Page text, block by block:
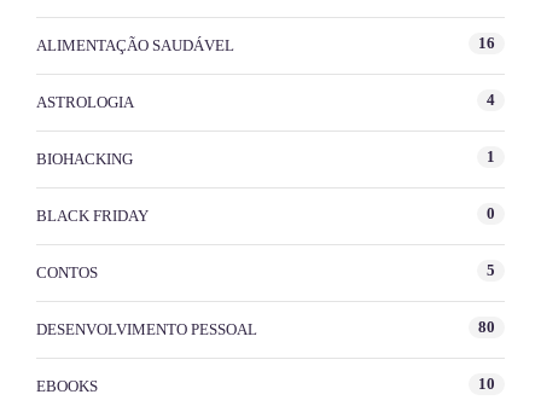
ALIMENTAÇÃO SAUDÁVEL 16
ASTROLOGIA 4
BIOHACKING 1
BLACK FRIDAY 0
CONTOS 5
DESENVOLVIMENTO PESSOAL 80
EBOOKS 10